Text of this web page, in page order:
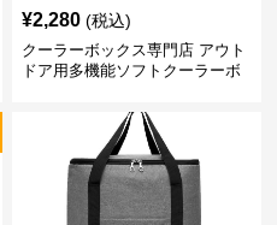
¥2,280 (税込)
クーラーボックス専門店 アウト
ドア用多機能ソフトクーラーボ